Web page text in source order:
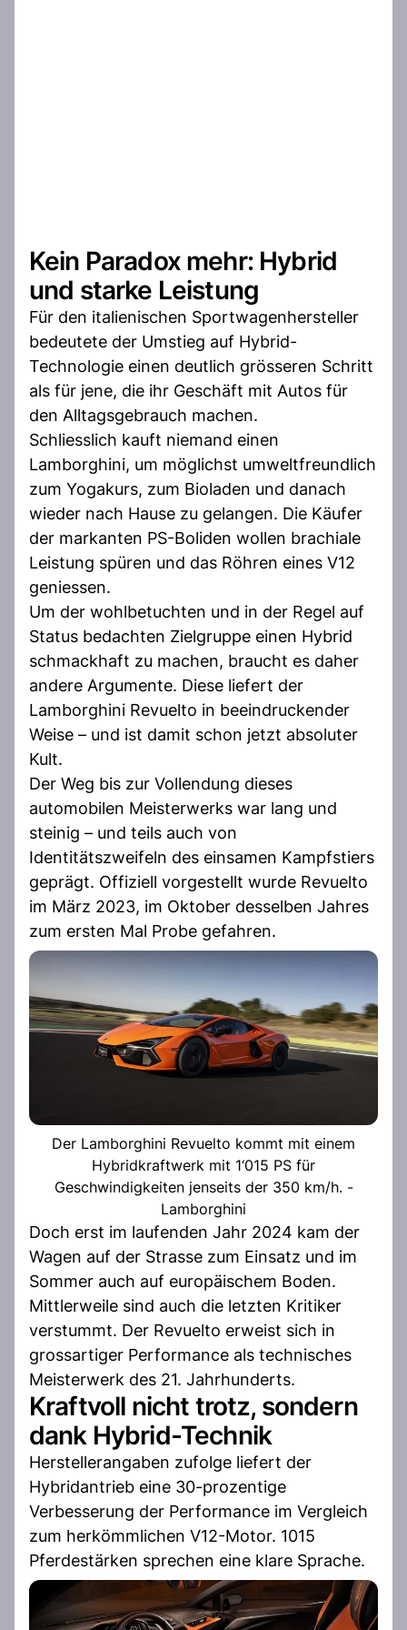
Kein Paradox mehr: Hybrid
und starke Leistung
Für den italienischen Sportwagenhersteller
bedeutete der Umstieg auf Hybrid-
Technologie einen deutlich grösseren Schritt
als für jene, die ihr Geschäft mit Autos für
den Alltagsgebrauch machen.
Schliesslich kauft niemand einen
Lamborghini, um möglichst umweltfreundlich
zum Yogakurs, zum Bioladen und danach
wieder nach Hause zu gelangen. Die Käufer
der markanten PS-Boliden wollen brachiale
Leistung spüren und das Röhren eines V12
geniessen.
Um der wohlbetuchten und in der Regel auf
Status bedachten Zielgruppe einen Hybrid
schmackhaft zu machen, braucht es daher
andere Argumente. Diese liefert der
Lamborghini Revuelto in beeindruckender
Weise – und ist damit schon jetzt absoluter
Kult.
Der Weg bis zur Vollendung dieses
automobilen Meisterwerks war lang und
steinig – und teils auch von
Identitätszweifeln des einsamen Kampfstiers
geprägt. Offiziell vorgestellt wurde Revuelto
im März 2023, im Oktober desselben Jahres
zum ersten Mal Probe gefahren.
Der Lamborghini Revuelto kommt mit einem
Hybridkraftwerk mit 1‘015 PS für
Geschwindigkeiten jenseits der 350 km/h. -
Lamborghini
Doch erst im laufenden Jahr 2024 kam der
Wagen auf der Strasse zum Einsatz und im
Sommer auch auf europäischem Boden.
Mittlerweile sind auch die letzten Kritiker
verstummt. Der Revuelto erweist sich in
grossartiger Performance als technisches
Meisterwerk des 21. Jahrhunderts.
Kraftvoll nicht trotz, sondern
dank Hybrid-Technik
Herstellerangaben zufolge liefert der
Hybridantrieb eine 30-prozentige
Verbesserung der Performance im Vergleich
zum herkömmlichen V12-Motor. 1015
Pferdestärken sprechen eine klare Sprache.